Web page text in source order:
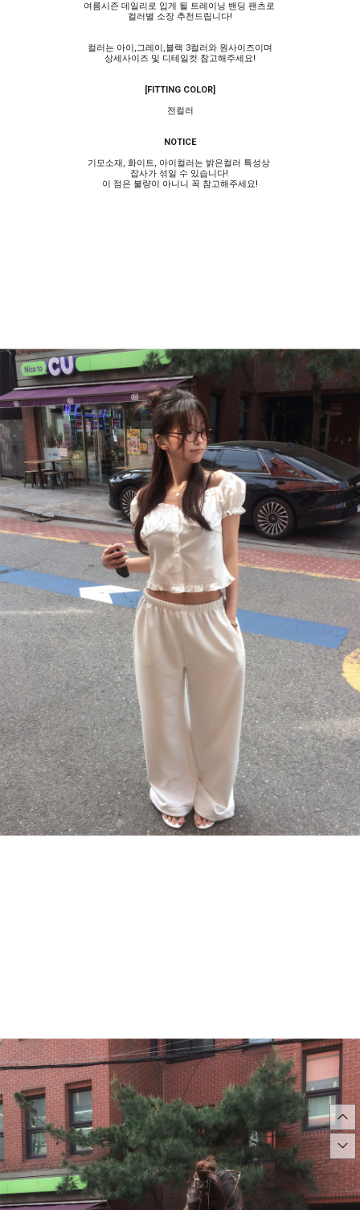
여름시즌 데일리로 입게 될 트레이닝 밴딩 팬츠로
컬러별 소장 추천드립니다!
컬러는 아이,그레이,블랙 3컬러와 원사이즈이며
상세사이즈 및 디테일컷 참고해주세요!
[FITTING COLOR]
전컬러
NOTICE
기모소재, 화이트, 아이컬러는 밝은컬러 특성상
잡사가 섞일 수 있습니다!
이 점은 불량이 아니니 꼭 참고해주세요!